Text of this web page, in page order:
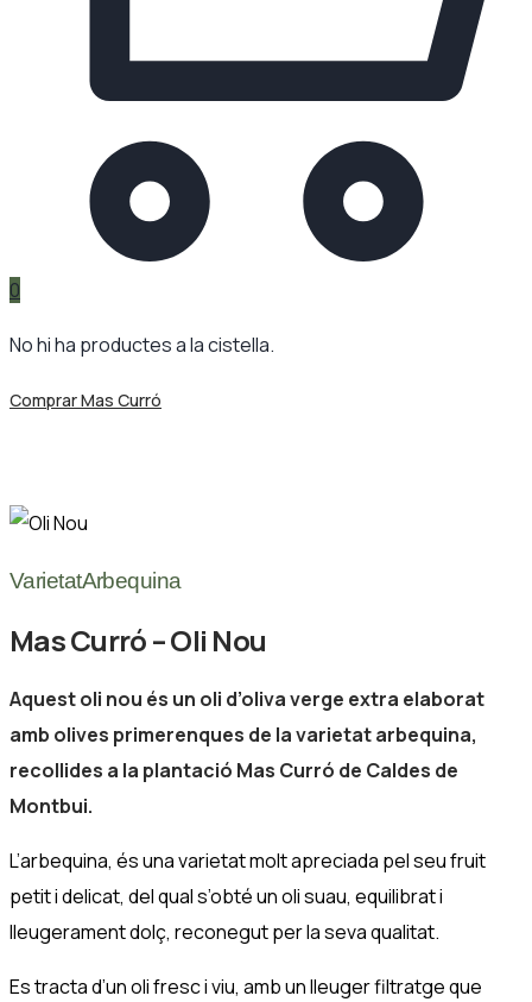
0
No hi ha productes a la cistella.
Comprar Mas Curró
VarietatArbequina
Mas Curró – Oli Nou
Aquest oli nou és un oli d’oliva verge extra elaborat
amb olives primerenques de la varietat arbequina,
recollides a la plantació Mas Curró de Caldes de
Montbui.
L’arbequina, és una varietat molt apreciada pel seu fruit
petit i delicat, del qual s’obté un oli suau, equilibrat i
lleugerament dolç, reconegut per la seva qualitat.
Es tracta d’un oli fresc i viu, amb un lleuger filtratge que